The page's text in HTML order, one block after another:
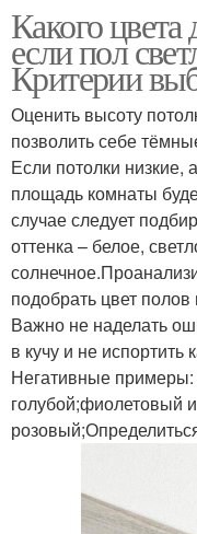
Какого
если пол
Критерии
Оценить высоту
позволить себе
Если потолки
площадь комнаты
случае следует
оттенка – белое,
подобрать цвет
Важно не наделать
в кучу и не испортить
Негативные примеры:
голубой;фиолетовый